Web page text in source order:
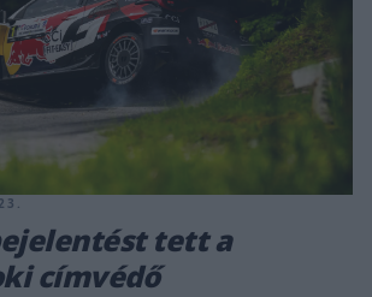
tett a
címvédő